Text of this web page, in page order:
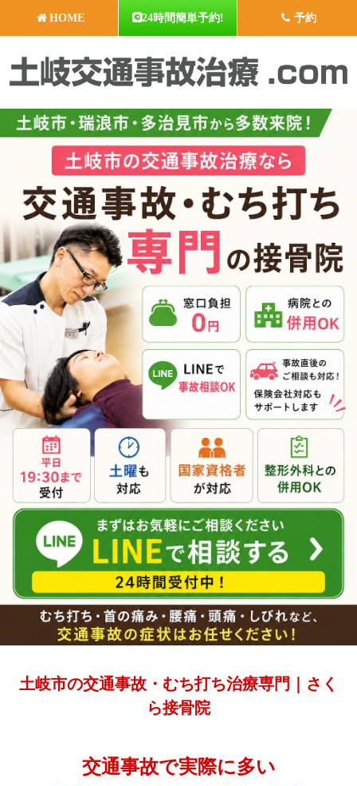
HOME 24時間簡単予約! 予約
土岐市の交通事故・むち打ち治療専門｜さく
ら接骨院
交通事故で実際に多い